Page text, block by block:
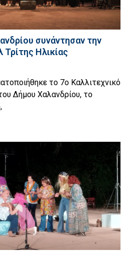
συνάντησαν την
Ηλικίας
το 7ο Καλλιτεχνικό
Δήμου Χαλανδρίου, το